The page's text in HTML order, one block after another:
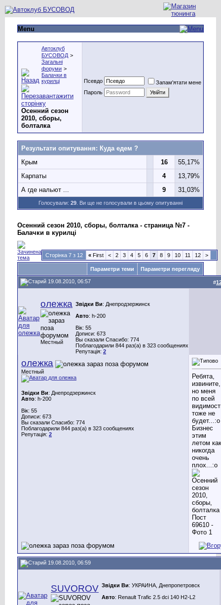
Menu
Автоклуб
БУСОВОД >
Загальні
форуми >
Балачки в
курилці
Осенний сезон
2010, сборы,
болталка
Псевдо
Запам'ятати мене
Пароль
Результати опитування: Куда едем ?
Крым
16
55,17%
Карпаты
4
13,79%
А где нальют ...
9 31,03%
Голосували: 29 . Ви ще не голосували в цьому опитуванні
Осенний сезон 2010, сборы, болталка - страница №7 -
Балачки в курилці
Сторінка 7 з 12 « First < 2 3 4 5 6 7 8 9 10 11 12 >
Параметри теми Параметри перегляду
19.08.2010, 06:57 #
олежка
Местный
Звідки Ви: Днепродзержинск
Авто: h-200
Вік: 55
Дописи: 673
Вы сказали Спасибо: 774
Поблагодарили 844 раз(а) в 323 сообщениях
Репутація: 2
олежка
Местный
Звідки Ви: Днепродзержинск
Авто: h-200
Вік: 55
Дописи: 673
Вы сказали Спасибо: 774
Поблагодарили 844 раз(а) в 323 сообщениях
Репутація: 2
Ребята,
извините,
но меня
по всей
тоже не
будет...:o
Бизнес
этим
летом как
никогда
очень
плох...:o
19.08.2010, 06:59
SUVOROV Звідки Ви: УКРАИНА, Днепропетровск
Авто: Renault Trafic 2.5 dci 140 H2-L2